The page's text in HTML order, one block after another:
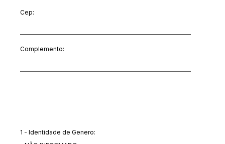
Cep:
Complemento:
1 - Identidade de Genero: